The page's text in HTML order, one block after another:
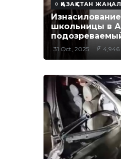
ҚАЗАҚСТАН
школьницы в
31 Oct, 2025 4,946